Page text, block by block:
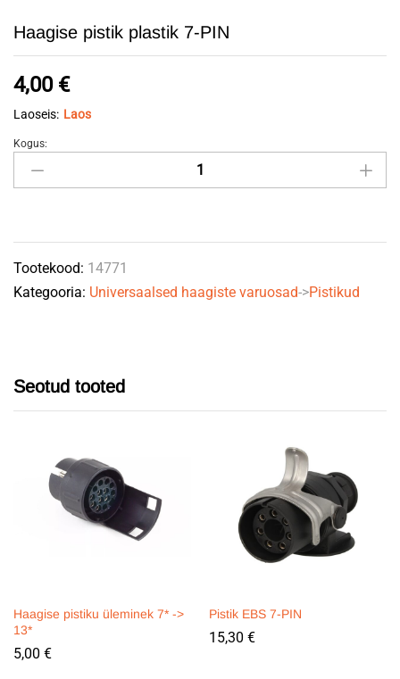
Haagise pistik plastik 7-PIN
4,00 €
Laoseis: Laos
Haagise
pistik
PIN
quantity
Kogus:
Tootekood: 14771
Kategooria: Universaalsed haagiste varuosad->Pistikud
Seotud tooted
Haagise pistiku üleminek 7* ->
13*
5,00 €
Pistik EBS 7-PIN
15,30 €